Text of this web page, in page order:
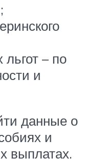
– по
и
данные о
и
выплатах.